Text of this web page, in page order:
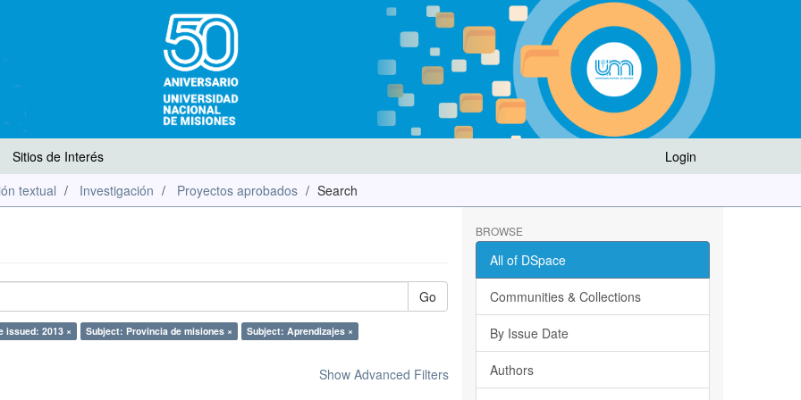
Login
Sitios de Interés
textual
Investigación Proyectos aprobados Search
Go
issued: 2013 × Subject: Provincia de misiones × Subject: Aprendizajes ×
Show Advanced Filters
BROWSE
All of DSpace
Communities & Collections
By Issue Date
Authors